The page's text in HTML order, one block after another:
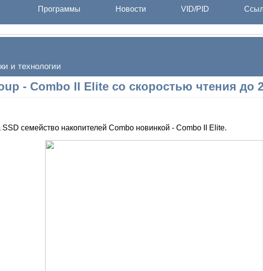
Программы Новости VID/PID
и технологии
- Combo II Elite со скоростью чтения до
семейство накопителей Combo новинкой - Combo II Elite.